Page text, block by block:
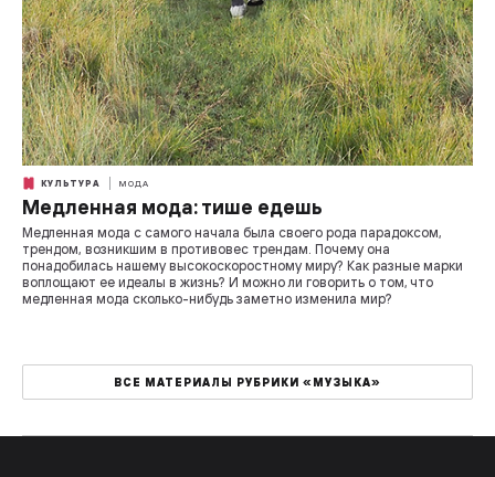
КУЛЬТУРА МОДА
Медленная мода: тише едешь
Медленная мода с самого начала была своего рода парадоксом,
трендом, возникшим в противовес трендам. Почему она
понадобилась нашему высокоскоростному миру? Как разные марки
воплощают ее идеалы в жизнь? И можно ли говорить о том, что
медленная мода сколько-нибудь заметно изменила мир?
ВСЕ МАТЕРИАЛЫ РУБРИКИ «МУЗЫКА»